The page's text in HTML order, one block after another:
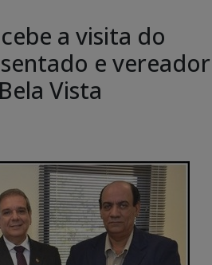
a visita do
e vereador
Vista